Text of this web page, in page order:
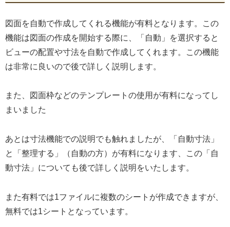
図面を自動で作成してくれる機能が有料となります。この
機能は図面の作成を開始する際に、「自動」を選択すると
ビューの配置や寸法を自動で作成してくれます。この機能
は非常に良いので後で詳しく説明します。
また、図面枠などのテンプレートの使用が有料になってし
まいました
あとは寸法機能での説明でも触れましたが、「自動寸法」
と「整理する」（自動の方）が有料になります、この「自
動寸法」についても後で詳しく説明をいたします。
また有料では1ファイルに複数のシートが作成できますが、
無料では1シートとなっています。